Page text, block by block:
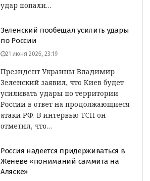
удар попали…
Зеленский пообещал усилить удары
по России
21 июня 2026, 23:19
Президент Украины Владимир
Зеленский заявил, что Киев будет
усиливать удары по территории
России в ответ на продолжающиеся
атаки РФ. В интервью ТСН он
отметил, что…
Россия надеется придерживаться в
Женеве «пониманий саммита на
Аляске»